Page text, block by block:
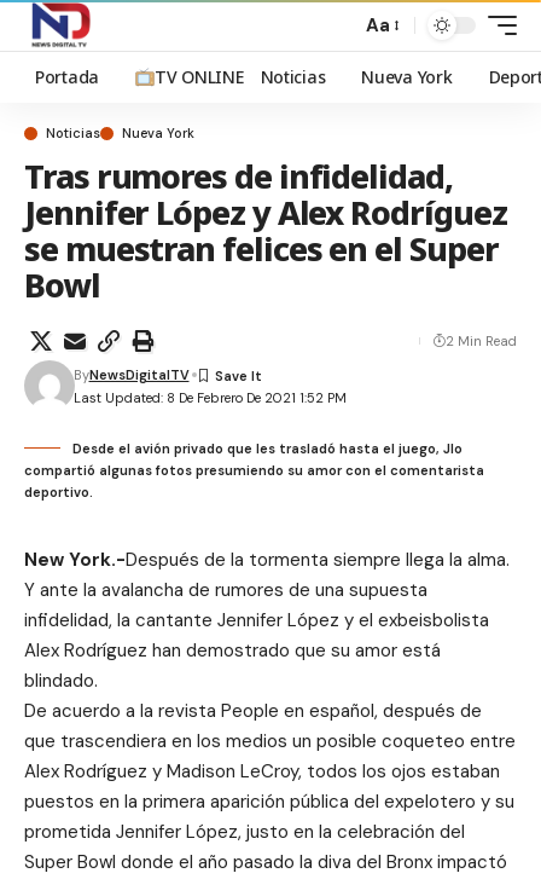
Aa
Portada TV ONLINE Noticias Nueva York
Noticias Nueva York
Tras rumores de infidelidad,
Jennifer López y Alex Rodríguez
se muestran felices en el Super
Bowl
Last Updated: 8 De Febrero De 2021 1:52 PM
ByNewsDigitalTV
2 Min Read
Desde el avión privado que les trasladó hasta el juego, Jlo
compartió algunas fotos presumiendo su amor con el comentarista
deportivo.
New York.-Después de la tormenta siempre llega la alma.
Y ante la avalancha de rumores de una supuesta
infidelidad, la cantante Jennifer López y el exbeisbolista
Alex Rodríguez han demostrado que su amor está
blindado.
De acuerdo a la revista People en español, después de
que trascendiera en los medios un posible coqueteo entre
Alex Rodríguez y Madison LeCroy, todos los ojos estaban
puestos en la primera aparición pública del expelotero y su
prometida Jennifer López, justo en la celebración del
Super Bowl donde el año pasado la diva del Bronx impactó